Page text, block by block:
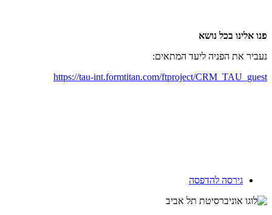
פנו אלינו בכל נושא
נעביר את הפניה ליעד המתאים:
https://tau-int.formtitan.com/ftproject/CRM_TAU_guest
גירסה להדפסה